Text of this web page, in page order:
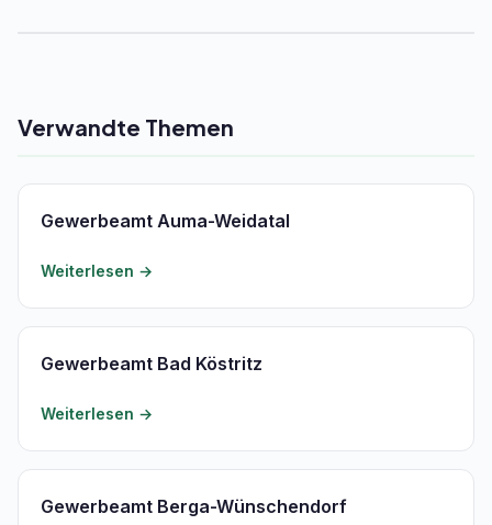
Verwandte Themen
Gewerbeamt Auma-Weidatal
Weiterlesen →
Gewerbeamt Bad Köstritz
Weiterlesen →
Gewerbeamt Berga-Wünschendorf